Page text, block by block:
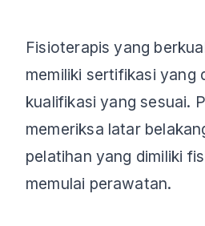
Fisioterapis yang
memiliki sertifikasi yang
kualifikasi yang sesuai.
memeriksa latar
pelatihan yang dimiliki
memulai perawatan.